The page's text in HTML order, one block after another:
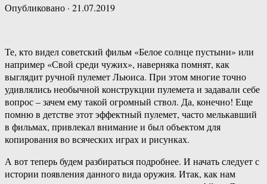
Опубликовано · 21.07.2019
Те, кто видел советский фильм «Белое солнце пустыни» или
например «Свой среди чужих», наверняка помнят, как
выглядит ручной пулемет Льюиса. При этом многие точно
удивлялись необычной конструкции пулемета и задавали себе
вопрос – зачем ему такой огромный ствол. Да, конечно! Еще
помню в детстве этот эффектный пулемет, часто мелькавший
в фильмах, привлекал внимание и был объектом для
копирования во всяческих играх и рисунках.
А вот теперь будем разбираться подробнее. И начать следует с
истории появления данного вида оружия. Итак, как нам